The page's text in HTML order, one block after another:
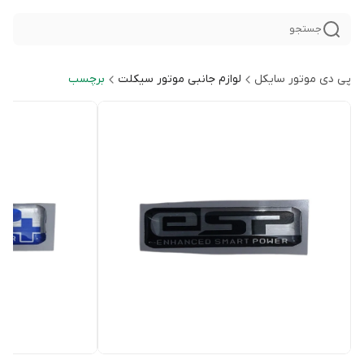
جستجو
پی دی موتور سایکل لوازم جانبی موتور سیکلت برچسب